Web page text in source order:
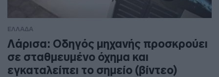
ΕΛΛΑΔΑ
Λάρισα: Οδηγός μηχανής προσκρούει
σε σταθμευμένο όχημα και
εγκαταλείπει το σημείο (βίντεο)